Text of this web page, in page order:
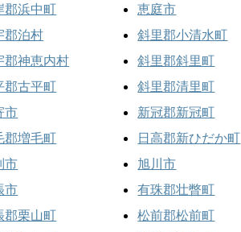
郡浜中町
郡泊村
郡神恵内村
郡古平町
市
郡増毛町
市
市
郡栗山町
恵庭市
斜里郡小清水町
斜里郡斜里町
斜里郡清里町
新冠郡新冠町
日高郡新ひだか町
旭川市
有珠郡壮瞥町
松前郡松前町